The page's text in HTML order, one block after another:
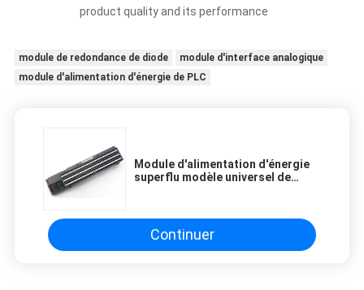
product quality and its performance
module de redondance de diode
module d'interface analogique
module d'alimentation d'énergie de PLC
Module d'alimentation d'énergie
superflu modèle universel de
Continuer